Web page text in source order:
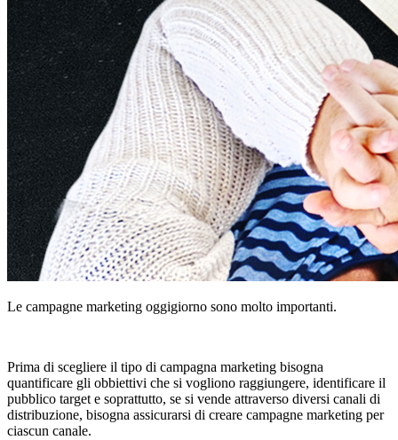
Le campagne marketing oggigiorno sono molto importanti.
Prima di scegliere il tipo di campagna marketing bisogna
quantificare gli obbiettivi che si vogliono raggiungere, identificare il
pubblico target e soprattutto, se si vende attraverso diversi canali di
distribuzione, bisogna assicurarsi di creare campagne marketing per
ciascun canale.